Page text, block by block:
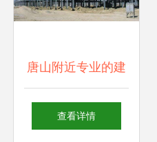
唐山附近专业的建
筑劳务分包规划设
查看详情